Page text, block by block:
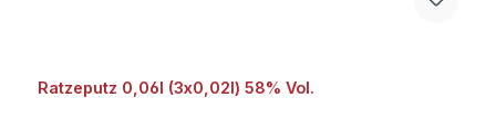
Ratzeputz 0,06l (3x0,02l) 58% Vol.